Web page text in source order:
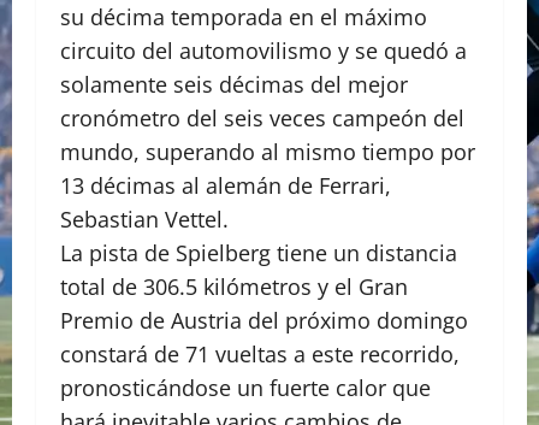
su décima temporada en el máximo
circuito del automovilismo y se quedó a
solamente seis décimas del mejor
cronómetro del seis veces campeón del
mundo, superando al mismo tiempo por
13 décimas al alemán de Ferrari,
Sebastian Vettel.
La pista de Spielberg tiene un distancia
total de 306.5 kilómetros y el Gran
Premio de Austria del próximo domingo
constará de 71 vueltas a este recorrido,
pronosticándose un fuerte calor que